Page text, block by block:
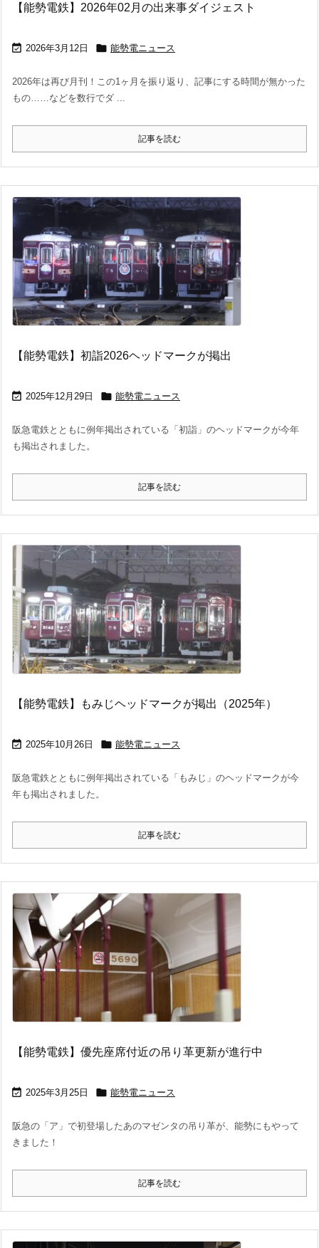
【能勢電鉄】2026年02月の出来事ダイジェスト
 2026年3月12日  能勢電ニュース
2026年は再び月刊！この1ヶ月を振り返り、記事にする時間が無かった
もの……などを数行でダ ...
記事を読む
【能勢電鉄】初詣2026ヘッドマークが掲出
 2025年12月29日  能勢電ニュース
阪急電鉄とともに例年掲出されている「初詣」のヘッドマークが今年
も掲出されました。
記事を読む
【能勢電鉄】もみじヘッドマークが掲出（2025年）
 2025年10月26日  能勢電ニュース
阪急電鉄とともに例年掲出されている「もみじ」のヘッドマークが今
年も掲出されました。
記事を読む
【能勢電鉄】優先座席付近の吊り革更新が進行中
 2025年3月25日  能勢電ニュース
阪急の「ア」で初登場したあのマゼンタの吊り革が、能勢にもやって
きました！
記事を読む